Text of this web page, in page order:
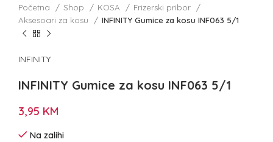
Početna Shop KOSA
Frizerski pribor
Aksesoari za kosu
INFINITY Gumice za kosu INF063 5/1
INFINITY
INFINITY Gumice za kosu INF063 5/1
3,95 KM
Na zalihi